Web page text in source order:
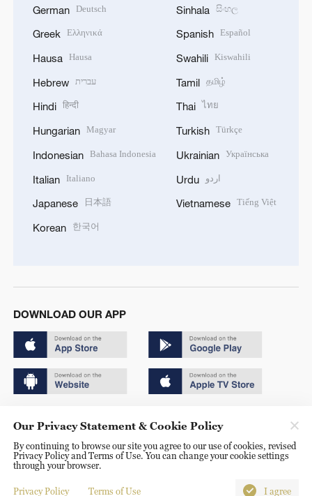
German Deutsch
Greek Ελληνικά
Hausa Hausa
Hebrew עברית
Hindi हिन्दी
Hungarian Magyar
Indonesian Bahasa Indonesia
Italian Italiano
Japanese 日本語
Korean 한국어
Sinhala සිංහල
Spanish Español
Swahili Kiswahili
Tamil தமிழ்
Thai ไทย
Turkish Türkçe
Ukrainian Українська
Urdu اردو
Vietnamese Tiếng Việt
DOWNLOAD OUR APP
京ICP备20000184号
京公网安备 11010502050052号
Disinformation report hotline: 010-85061466
Our Privacy Statement & Cookie Policy
By continuing to browse our site you agree to our use of cookies, revised
Privacy Policy and Terms of Use. You can change your cookie settings
through your browser.
Privacy Policy Terms of Use I agree